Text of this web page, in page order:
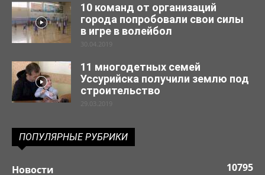
10 команд от организаций
города попробовали свои силы
в игре в волейбол
30.04.2019
11 многодетных семей
Уссурийска получили землю под
строительство
29.03.2019
ПОПУЛЯРНЫЕ РУБРИКИ
Новости 10795